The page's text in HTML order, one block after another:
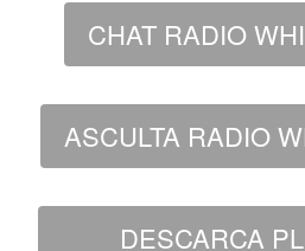
CHAT RADIO
ASCULTA RADIO
DESCARCA